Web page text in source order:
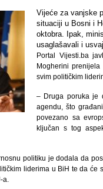
Vijeće za vanjske
situaciji u Bosni i
oktobra. Ipak,
usaglašavali i
Portal Vijesti.ba
Mogherini
svim političkim
– Druga poruka je
agendu, što
povezano sa
ključan s tog
politiku je dodala da
liderima u BiH te da
a.